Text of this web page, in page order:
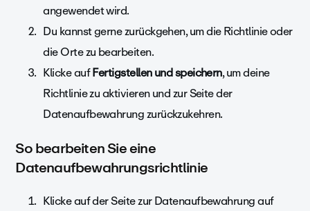
angewendet wird.
Du kannst gerne zurückgehen, um die Richtlinie oder
die Orte zu bearbeiten.
Klicke aufFertigstellen und speichern, um deine
Richtlinie zu aktivieren und zur Seite der
Datenaufbewahrung zurückzukehren.
So bearbeiten Sie eine
Datenaufbewahrungsrichtlinie
Klicke auf der Seite zur Datenaufbewahrung auf